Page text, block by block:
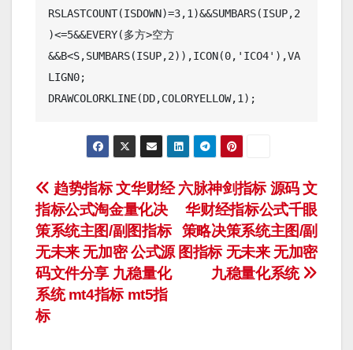
RSLASTCOUNT(ISDOWN)=3,1)&&SUMBARS(ISUP,2
)<=5&&EVERY(多方>空方
&&B<S,SUMBARS(ISUP,2)),ICON(0,'ICO4'),VA
LIGN0;
文
章
导
航
六脉神剑指标 源码 文
华财经指标公式千眼
策略决策系统主图/副
图指标 无未来 无加密
九稳量化系统
趋势指标 文华财经
指标公式淘金量化决
策系统主图/副图指标
无未来 无加密 公式源
码文件分享 九稳量化
系统 mt4指标 mt5指
标